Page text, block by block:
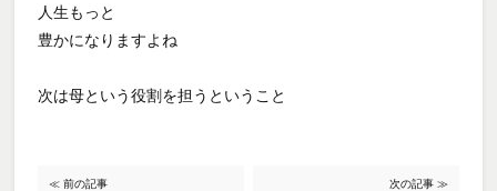
人生もっと
豊かになりますよね
次は母という役割を担うということ
≪ 前の記事 次の記事 ≫